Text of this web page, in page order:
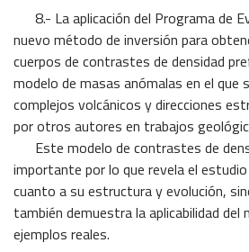
8.- La aplicación del Programa de
nuevo método de inversión para
cuerpos de contrastes de densidad
modelo de masas anómalas en el que
complejos volcánicos y direcciones
por otros autores en trabajos
Este modelo de contrastes de
importante por lo que revela el
cuanto a su estructura y evolución,
también demuestra la aplicabilidad
ejemplos reales.